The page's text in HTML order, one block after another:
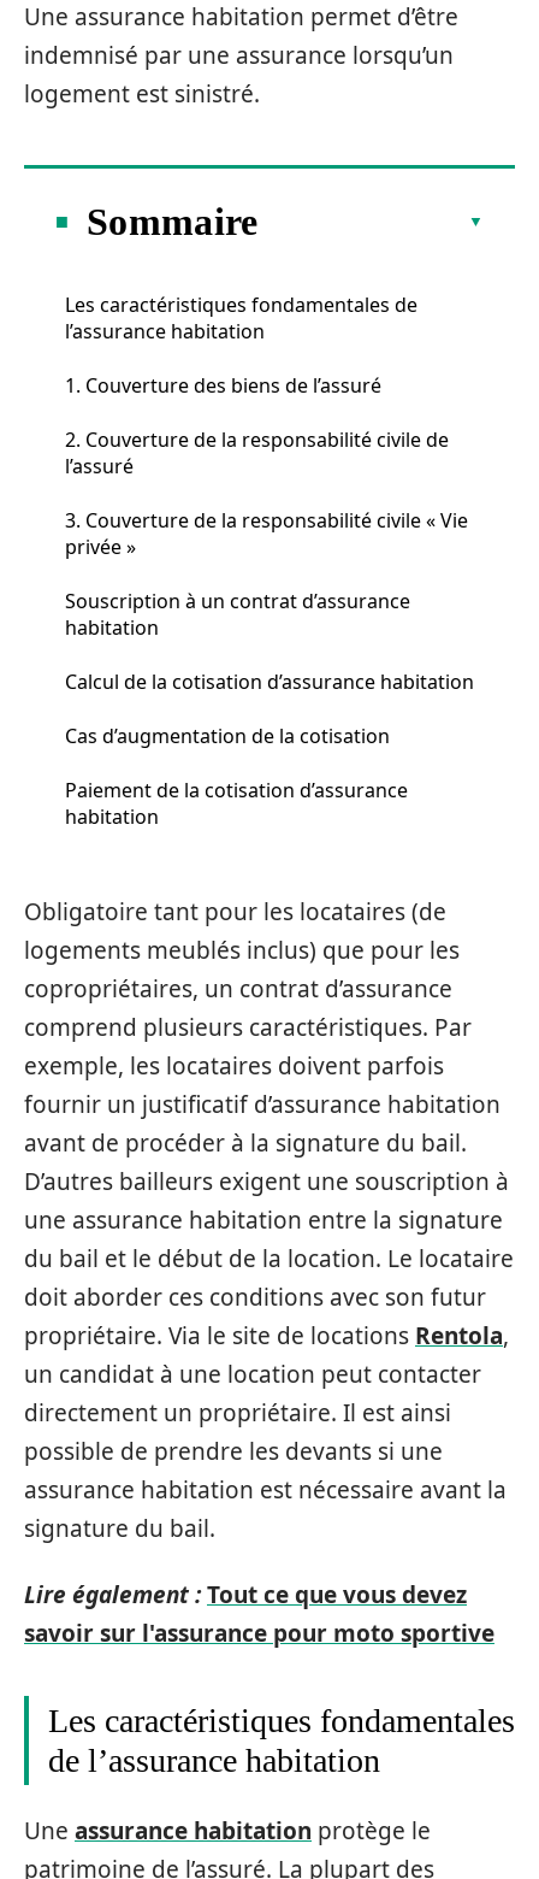
Une assurance habitation permet d’être
indemnisé par une assurance lorsqu’un
logement est sinistré.
Sommaire
Les caractéristiques fondamentales de
l’assurance habitation
1. Couverture des biens de l’assuré
2. Couverture de la responsabilité civile de
l’assuré
3. Couverture de la responsabilité civile « Vie
privée »
Souscription à un contrat d’assurance
habitation
Calcul de la cotisation d’assurance habitation
Cas d’augmentation de la cotisation
Paiement de la cotisation d’assurance
habitation
Obligatoire tant pour les locataires (de
logements meublés inclus) que pour les
copropriétaires, un contrat d’assurance
comprend plusieurs caractéristiques. Par
exemple, les locataires doivent parfois
fournir un justificatif d’assurance habitation
avant de procéder à la signature du bail.
D’autres bailleurs exigent une souscription à
une assurance habitation entre la signature
du bail et le début de la location. Le locataire
doit aborder ces conditions avec son futur
propriétaire. Via le site de locations Rentola,
un candidat à une location peut contacter
directement un propriétaire. Il est ainsi
possible de prendre les devants si une
assurance habitation est nécessaire avant la
signature du bail.
Lire également :Tout ce que vous devez
savoir sur l'assurance pour moto sportive
Les caractéristiques fondamentales
de l’assurance habitation
Une assurance habitation protège le
patrimoine de l’assuré. La plupart des